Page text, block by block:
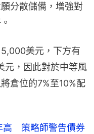
分散儲備，增強對
美元，下方有
，因此對於中等風
倉位的7%至10%配
高 策略師警告債券